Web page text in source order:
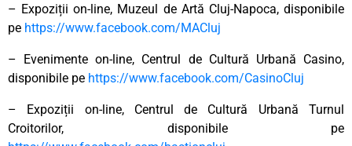
– Expoziții on-line, Muzeul de Artă Cluj-Napoca, disponibile
pe https://www.facebook.com/MACluj
– Evenimente on-line, Centrul de Cultură Urbană Casino,
disponibile pe https://www.facebook.com/CasinoCluj
– Expoziții on-line, Centrul de Cultură Urbană Turnul
Croitorilor, disponibile pe